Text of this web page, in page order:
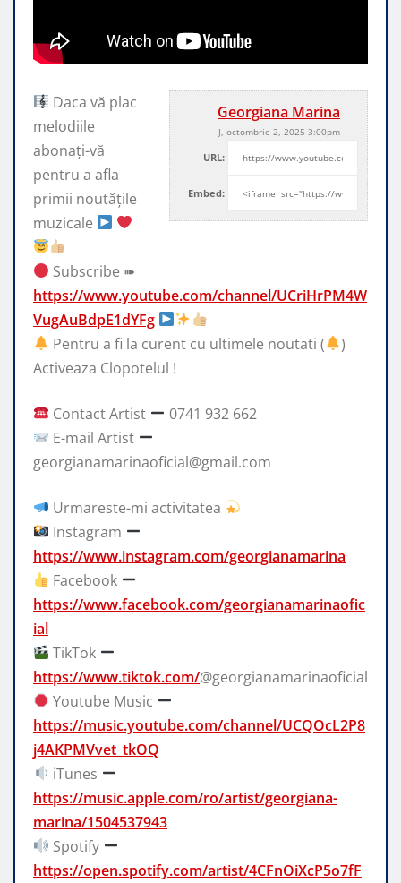
Georgiana Marina
J, octombrie 2, 2025 3:00pm
URL:
Embed:
Daca vă plac
melodiile
abonați-vă
pentru a afla
primii noutățile
muzicale
Subscribe ➠
https://www.youtube.com/channel/UCriHrPM4W
VugAuBdpE1dYFg
Pentru a fi la curent cu ultimele noutati (
)
Activeaza Clopotelul !
Contact Artist
0741 932 662
E-mail Artist
georgianamarinaoficial@gmail.com
Urmareste-mi activitatea
Instagram
https://www.instagram.com/georgianamarina
Facebook
https://www.facebook.com/georgianamarinaofic
ial
TikTok
https://www.tiktok.com/@georgianamarinaoficial
Youtube Music
https://music.youtube.com/channel/UCQOcL2P8
j4AKPMVvet_tkOQ
iTunes
https://music.apple.com/ro/artist/georgiana-
marina/1504537943
Spotify
https://open.spotify.com/artist/4CFnOiXcP5o7fF